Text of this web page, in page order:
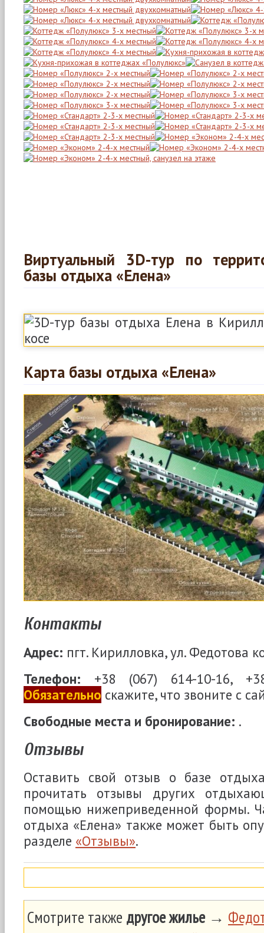
Виртуальный 3D-тур по
базы отдыха «Елена»
Карта базы отдыха «Елена»
Контакты
Адрес: пгт. Кирилловка, ул. Федотова
Телефон: +38 (067) 614-10-16,
Обязательно скажите, что звоните с
Свободные места и бронирование: .
Отзывы
Оставить свой отзыв о базе
прочитать отзывы других
помощью нижеприведенной формы.
отдыха «Елена» также может быть
разделе «Отзывы».
Смотрите также другое жилье→